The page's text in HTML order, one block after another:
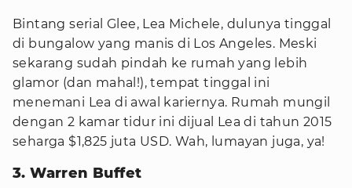
Bintang serial Glee, Lea Michele, dulunya tinggal
di bungalow yang manis di Los Angeles. Meski
sekarang sudah pindah ke rumah yang lebih
glamor (dan mahal!), tempat tinggal ini
menemani Lea di awal kariernya. Rumah mungil
dengan 2 kamar tidur ini dijual Lea di tahun 2015
seharga $1,825 juta USD. Wah, lumayan juga, ya!
3. Warren Buffet